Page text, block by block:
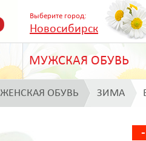
Выберите город:
Новосибирск
МУЖСКАЯ ОБУВЬ
ЖЕНСКАЯ ОБУВЬ ЗИМА